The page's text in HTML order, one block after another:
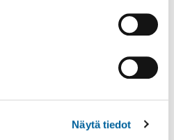
Näytä tiedot